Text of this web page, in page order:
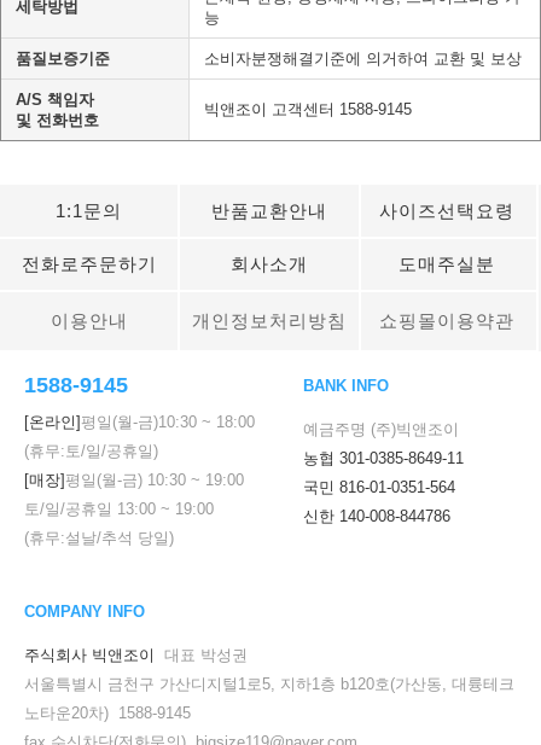
세탁방법
능
품질보증기준 소비자분쟁해결기준에 의거하여 교환 및 보상
A/S 책임자
및 전화번호
빅앤조이 고객센터 1588-9145
1:1문의 반품교환안내 사이즈선택요령
전화로주문하기 회사소개 도매주실분
이용안내 개인정보처리방침 쇼핑몰이용약관
1588-9145
[온라인]평일(월-금)10:30 ~ 18:00
(휴무:토/일/공휴일)
[매장]평일(월-금) 10:30 ~ 19:00
토/일/공휴일 13:00 ~ 19:00
(휴무:설날/추석 당일)
BANK INFO
예금주명 (주)빅앤조이
농협 301-0385-8649-11
국민 816-01-0351-564
신한 140-008-844786
COMPANY INFO
주식회사 빅앤조이
대표 박성권
서울특별시 금천구 가산디지털1로5, 지하1층 b120호(가산동, 대륭테크
노타운20차) 1588-9145